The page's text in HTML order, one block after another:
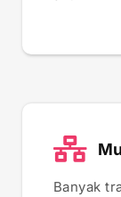
Banyak